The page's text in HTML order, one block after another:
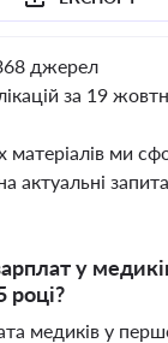
джерел
за 19
матеріалів ми
актуальні
у
році?
медиків у